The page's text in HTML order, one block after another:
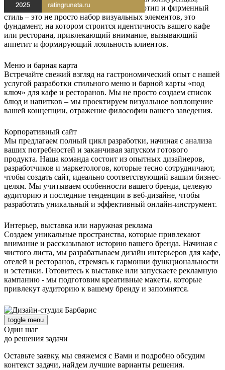
выделение из толпы – залог успеха. Логотип и фирменный
стиль – это не просто набор визуальных элементов, это
фундамент, на котором строится идентичность вашего кафе
или ресторана, привлекающий внимание, вызывающий
аппетит и формирующий лояльность клиентов.
Меню и барная карта
Встречайте свежий взгляд на гастрономический опыт с нашей
услугой разработки стильного меню и барной карты «под
ключ» для кафе и ресторанов. Мы не просто создаем список
блюд и напитков – мы проектируем визуальное воплощение
вашей концепции, отражение философии вашего заведения.
Корпоративный сайт
Мы предлагаем полный цикл разработки, начиная с анализа
ваших потребностей и заканчивая запуском готового
продукта. Наша команда состоит из опытных дизайнеров,
разработчиков и маркетологов, которые тесно сотрудничают,
чтобы создать сайт, идеально соответствующий вашим бизнес-
целям. Мы учитываем особенности вашего бренда, целевую
аудиторию и последние тенденции в веб-дизайне, чтобы
разработать уникальный и эффективный онлайн-инструмент.
Интерьер, выставка или наружная реклама
Создаем уникальные пространства, которые привлекают
внимание и рассказывают историю вашего бренда. Начиная с
чистого листа, мы разрабатываем дизайн интерьеров для кафе,
отелей и ресторанов, стремясь к гармонии функциональности
и эстетики. Готовитесь к выставке или запускаете рекламную
кампанию - мы подготовим креативные макеты, которые
привлекут аудиторию к вашему бренду и запомнятся.
toggle menu
Один шаг
до решения задачи
Оставьте заявку, мы свяжемся с Вами и подробно обсудим
контекст задачи, найдем лучшие варианты решения.